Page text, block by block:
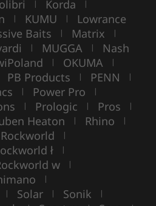
| Korda |
| KUMU | Lowrance
Baits | Matrix |
| MUGGA | Nash
| OKUMA |
PB Products | PENN |
| Power Pro |
| Prologic | Pros |
Heaton | Rhino |
Rockworld |
ł |
w |
|
| Solar | Sonik |